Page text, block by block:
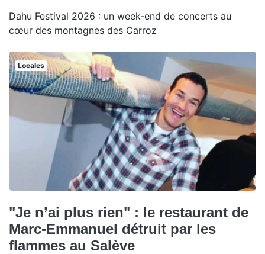
Dahu Festival 2026 : un week-end de concerts au
cœur des montagnes des Carroz
Locales
"Je n’ai plus rien" : le restaurant de
Marc-Emmanuel détruit par les
flammes au Salève